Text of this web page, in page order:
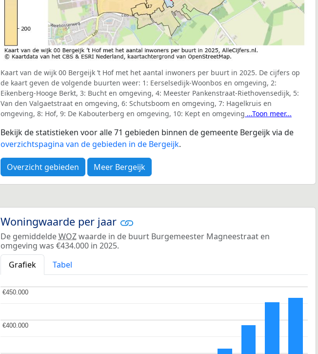
Kaart van de wijk 00 Bergeijk ’t Hof met het aantal inwoners per buurt in 2025. De cijfers op
de kaart geven de volgende buurten weer: 1: Eerselsedijk-Woonbos en omgeving, 2:
Eikenberg-Hooge Berkt, 3: Bucht en omgeving, 4: Meester Pankenstraat-Riethovensedijk, 5:
Van den Valgaetstraat en omgeving, 6: Schutsboom en omgeving, 7: Hagelkruis en
omgeving, 8: Hof, 9: De Kabouterberg en omgeving, 10: Kept en omgeving ...Toon meer...
Bekijk de statistieken voor alle 71 gebieden binnen de gemeente Bergeijk via de
overzichtspagina van de gebieden in de Bergeijk.
Overzicht gebieden Meer Bergeijk
Woningwaarde per jaar
De gemiddeldeWOZwaarde in de buurt Burgemeester Magneestraat en
omgeving was €434.000 in 2025.
Grafiek
Tabel
€400.000
€400.000
€450.000
€450.000